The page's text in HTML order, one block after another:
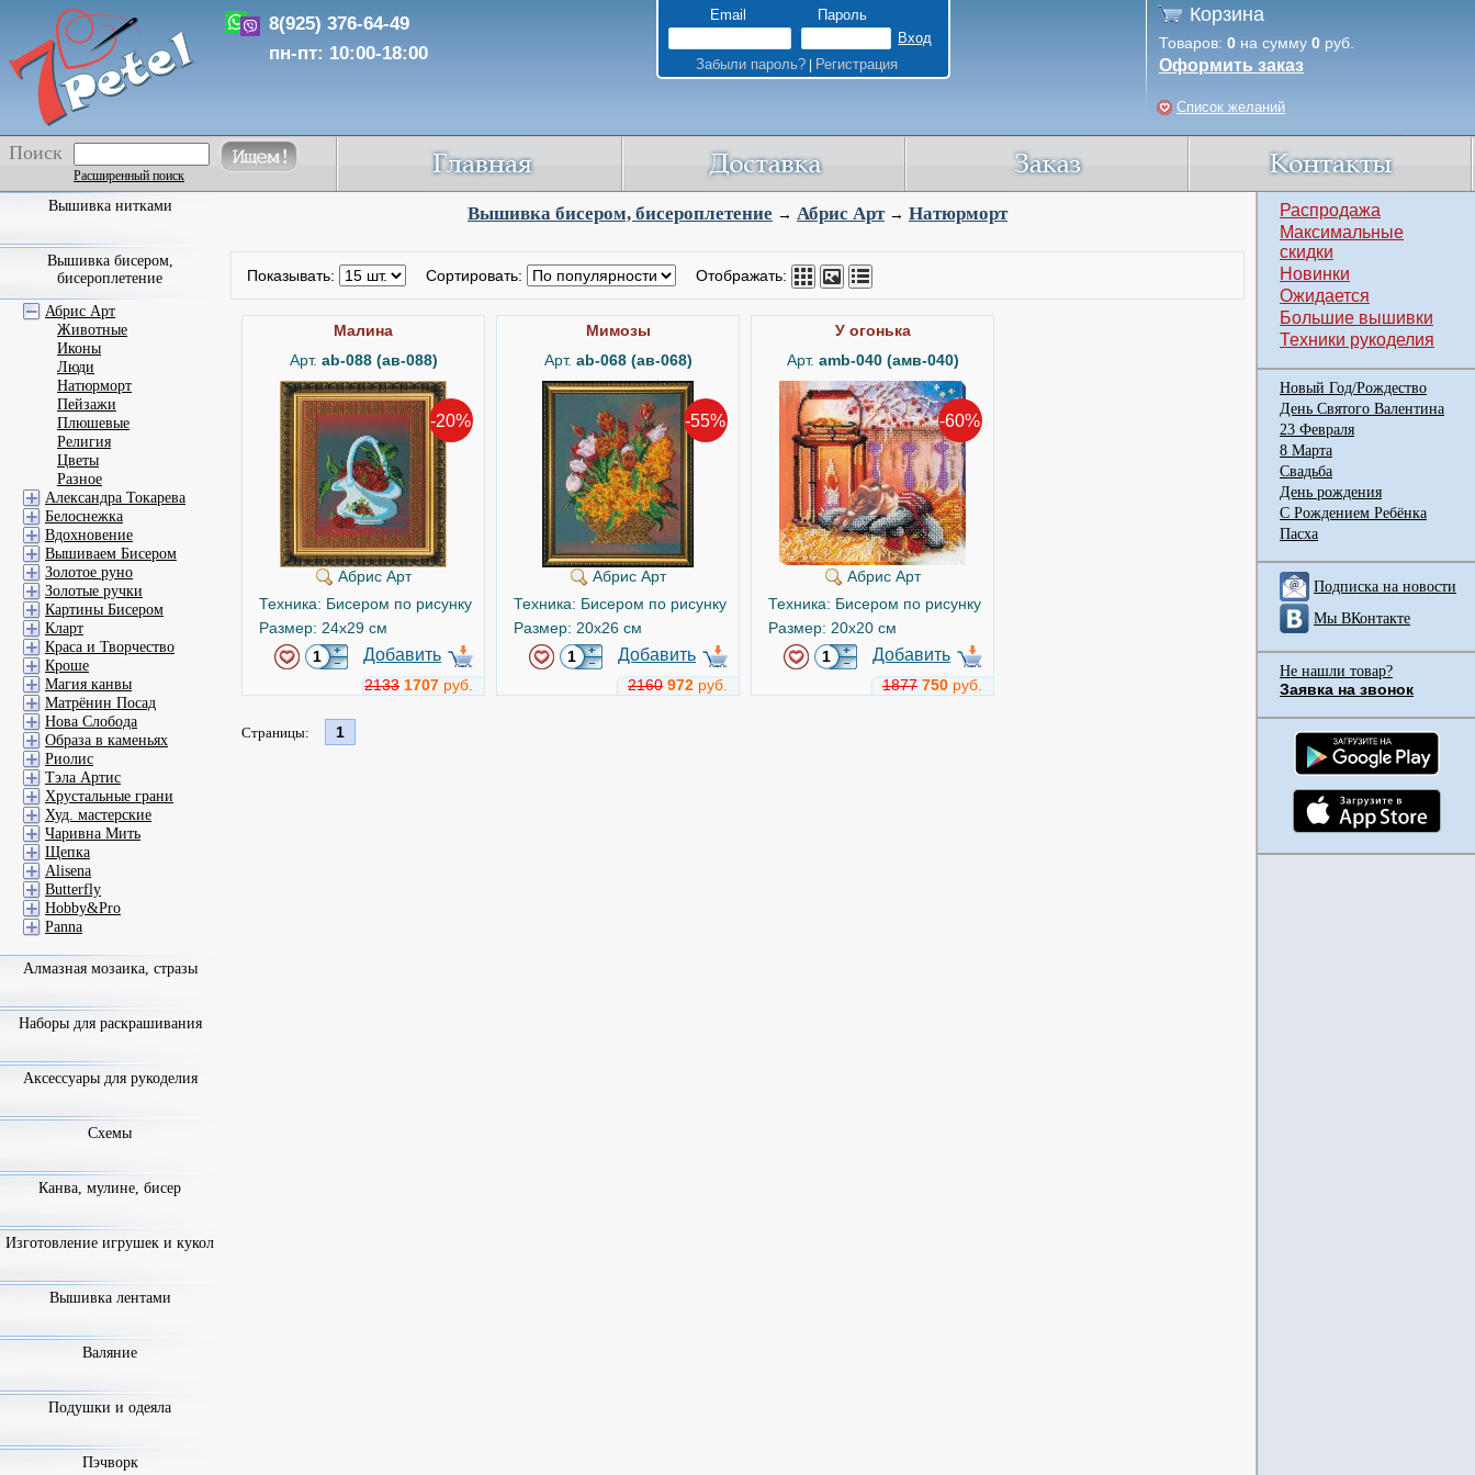
8(925) 376-64-49
пн-пт: 10:00-18:00
Email Пароль
Забыли пароль?| Регистрация
Корзина
Товаров: 0 на сумму 0 руб.
Оформить заказ
Список желаний
Поиск
Расширенный поиск
Вышивка бисером, бисероплетение → Абрис Арт→ Натюрморт
Показывать: Сортировать: Отображать:
Малина
Арт. ab-088 (ав-088)
-20%
Абрис Арт
Техника: Бисером по рисунку
Размер: 24x29 см
Добавить
2133 1707 руб.
Мимозы
Арт. ab-068 (ав-068)
-55%
Абрис Арт
Техника: Бисером по рисунку
Размер: 20x26 см
Добавить
2160 972 руб.
У огонька
Арт. amb-040 (амв-040)
-60%
Абрис Арт
Техника: Бисером по рисунку
Размер: 20x20 см
Добавить
1877 750 руб.
Страницы: 1
Вышивка нитками
Вышивка бисером,
бисероплетение
Абрис Арт
Животные
Иконы
Люди
Натюрморт
Пейзажи
Плюшевые
Религия
Цветы
Разное
Александра Токарева
Белоснежка
Вдохновение
Вышиваем Бисером
Золотое руно
Золотые ручки
Картины Бисером
Кларт
Краса и Творчество
Кроше
Магия канвы
Матрёнин Посад
Нова Слобода
Образа в каменьях
Риолис
Тэла Артис
Хрустальные грани
Худ. мастерские
Чаривна Мить
Щепка
Alisena
Butterfly
Hobby&Pro
Panna
Алмазная мозаика, стразы
Наборы для раскрашивания
Аксессуары для рукоделия
Схемы
Канва, мулине, бисер
Изготовление игрушек и кукол
Вышивка лентами
Валяние
Подушки и одеяла
Пэчворк
Распродажа
Максимальные
скидки
Новинки
Ожидается
Большие вышивки
Техники рукоделия
Новый Год/Рождество
День Святого Валентина
23 Февраля
8 Марта
Свадьба
День рождения
С Рождением Ребёнка
Пасха
Подписка на новости
Мы ВКонтакте
Не нашли товар?
Заявка на звонок